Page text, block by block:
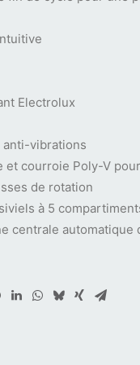
Electrolux
anti-vibrations
courroie Poly-V
de rotation
à 5
centrale automatique